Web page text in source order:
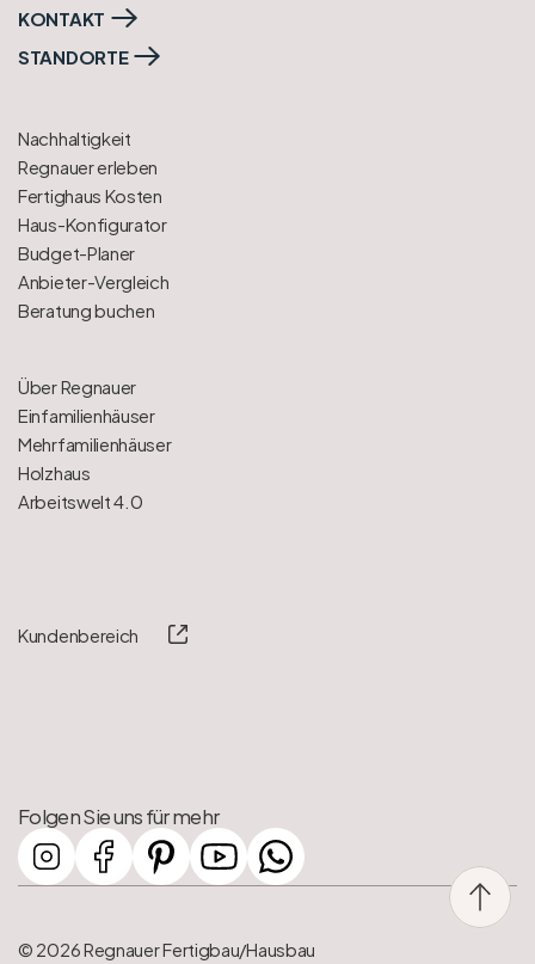
KONTAKT
STANDORTE
Nachhaltigkeit
Regnauer erleben
Fertighaus Kosten
Haus-Konfigurator
Budget-Planer
Anbieter-Vergleich
Beratung buchen
Über Regnauer
Einfamilienhäuser
Mehrfamilienhäuser
Holzhaus
Arbeitswelt 4.0
Kundenbereich
Folgen Sie uns für mehr
© 2026 Regnauer Fertigbau/Hausbau